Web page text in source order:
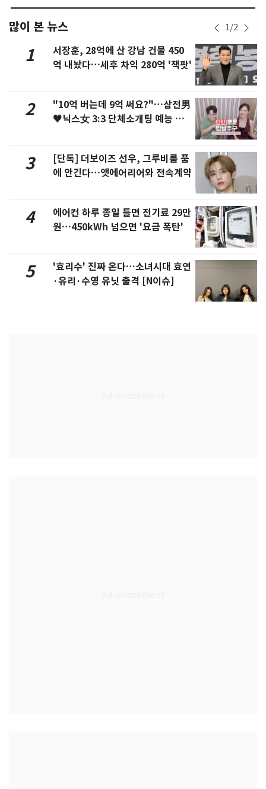
많이 본 뉴스 1/2
1
서장훈, 28억에 산 강남 건물 450
억 내놨다…세후 차익 280억 '잭팟'
2
"10억 버는데 9억 써요?"…삼전男
♥닉스女 3:3 단체소개팅 예능 화
3
[단독] 더보이즈 선우, 그루비룸 품
에 안긴다…앳에어리어와 전속계약
4
에어컨 하루 종일 틀면 전기료 29만
원…450kWh 넘으면 '요금 폭탄'
5
'효리수' 진짜 온다…소녀시대 효연
·유리·수영 유닛 출격 [N이슈]